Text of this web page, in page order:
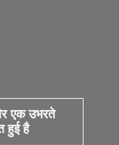
एक उभरते
हुई है